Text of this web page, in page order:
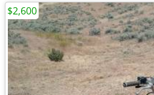
$2,600